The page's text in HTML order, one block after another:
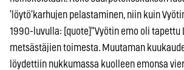
’löytö’karhujen pelastaminen, niin kuin
1990-luvulla: [quote]"Vyötin emo oli tapettu
metsästäjien toimesta. Muutaman
löydettiin nukkumassa kuolleen emonsa